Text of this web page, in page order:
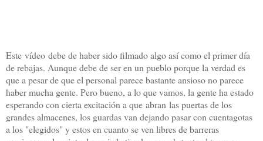
Este vídeo debe de haber sido filmado algo así como el primer día
de rebajas. Aunque debe de ser en un pueblo porque la verdad es
que a pesar de que el personal parece bastante ansioso no parece
haber mucha gente. Pero bueno, a lo que vamos, la gente ha estado
esperando con cierta excitación a que abran las puertas de los
grandes almacenes, los guardas van dejando pasar con cuentagotas
a los "elegidos" y estos en cuanto se ven libres de barreras